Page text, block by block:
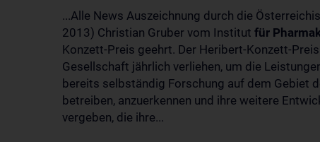
...Alle News Auszeichnung durch die
2013) Christian Gruber vom Institut für
Konzett-Preis geehrt. Der Heribert-Konzett-
Gesellschaft jährlich verliehen, um die
bereits selbständig Forschung auf dem Gebiet
betreiben, anzuerkennen und ihre weitere
vergeben, die ihre...